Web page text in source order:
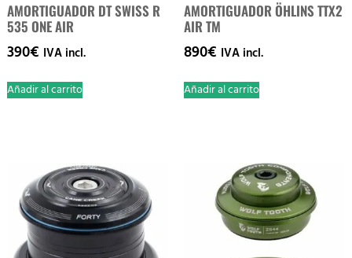
AMORTIGUADOR DT SWISS R
535 ONE AIR
390€ IVA incl.
Añadir al carrito
AMORTIGUADOR ÖHLINS TTX2
AIR TM
890€ IVA incl.
Añadir al carrito